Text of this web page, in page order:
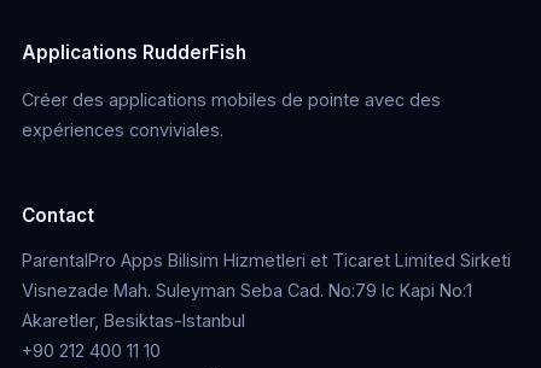
Applications RudderFish
Créer des applications mobiles de pointe avec des
expériences conviviales.
Contact
ParentalPro Apps Bilisim Hizmetleri et Ticaret Limited Sirketi
Visnezade Mah. Suleyman Seba Cad. No:79 Ic Kapi No:1
Akaretler, Besiktas-Istanbul
+90 212 400 11 10